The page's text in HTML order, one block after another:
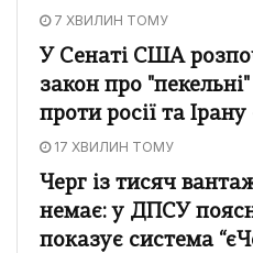
7 ХВИЛИН ТОМУ
У Сенаті США
закон про
проти росії та
17 ХВИЛИН ТОМУ
Черг із тисяч
немає: у ДПСУ
показує система